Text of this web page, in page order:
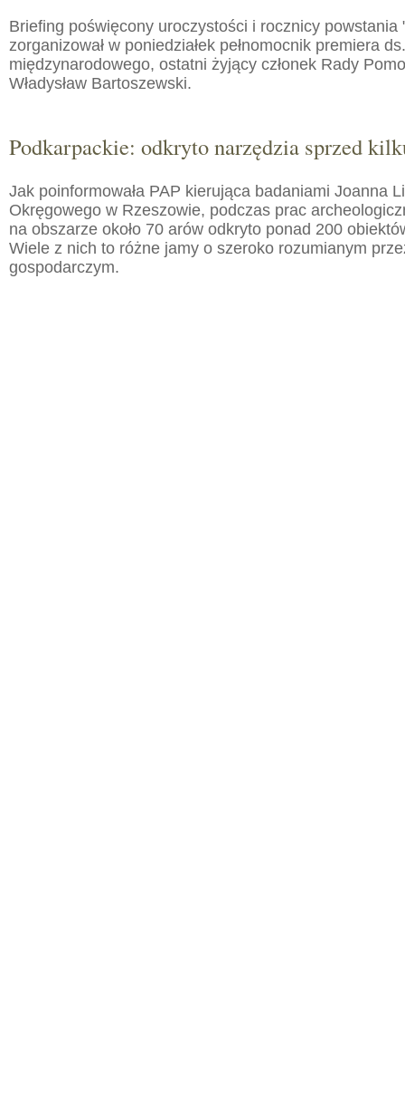
Briefing poświęcony uroczystości i rocznicy powstania
zorganizował w poniedziałek pełnomocnik premiera
międzynarodowego, ostatni żyjący członek Rady
Władysław Bartoszewski.
Podkarpackie: odkryto narzędzia sprzed
Jak poinformowała PAP kierująca badaniami Joanna
Okręgowego w Rzeszowie, podczas prac
na obszarze około 70 arów odkryto ponad 200
Wiele z nich to różne jamy o szeroko rozumianym
gospodarczym.